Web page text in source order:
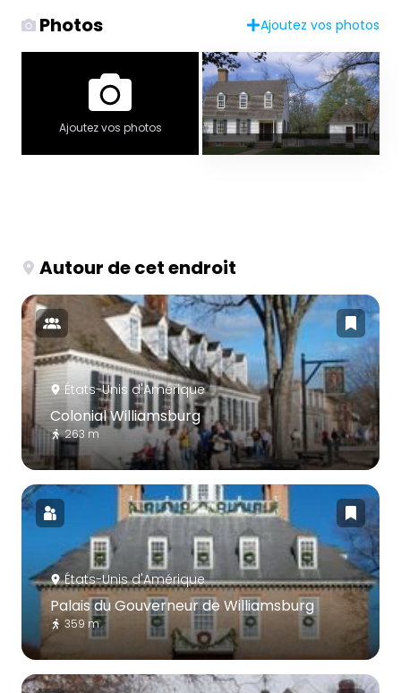
Photos Ajoutez vos photos
Ajoutez vos photos
Autour de cet endroit
États-Unis d'Amérique
Colonial Williamsburg
263 m
États-Unis d'Amérique
Palais du Gouverneur de Williamsburg
359 m